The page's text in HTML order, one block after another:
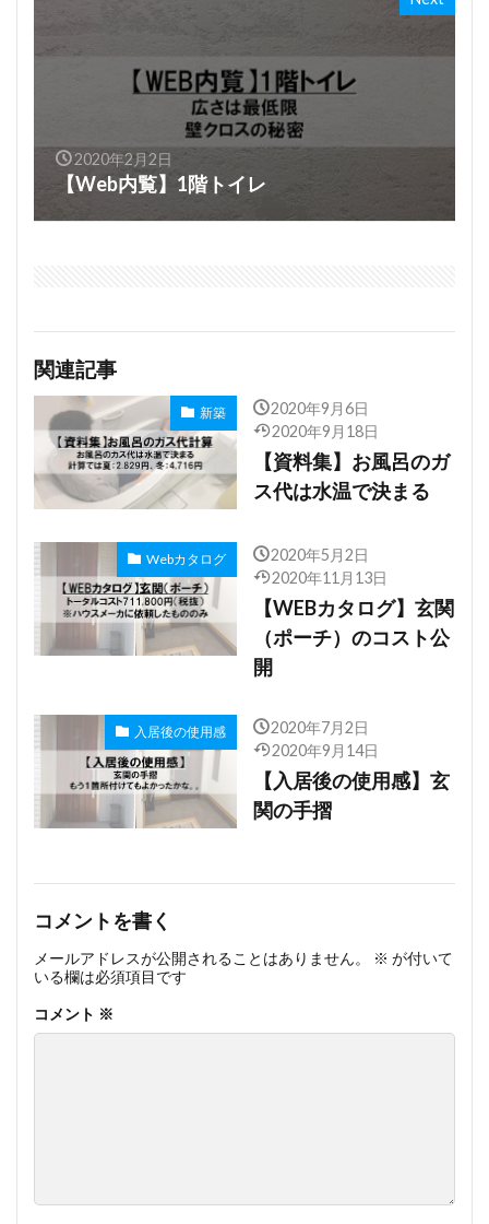
2020年2月2日
【Web内覧】1階トイレ
関連記事
新築
2020年9月6日
2020年9月18日
【資料集】お風呂のガ
ス代は水温で決まる
Webカタログ
2020年5月2日
2020年11月13日
【WEBカタログ】玄関
（ポーチ）のコスト公
開
入居後の使用感
2020年7月2日
2020年9月14日
【入居後の使用感】玄
関の手摺
コメントを書く
メールアドレスが公開されることはありません。 ※ が付いて
いる欄は必須項目です
コメント ※